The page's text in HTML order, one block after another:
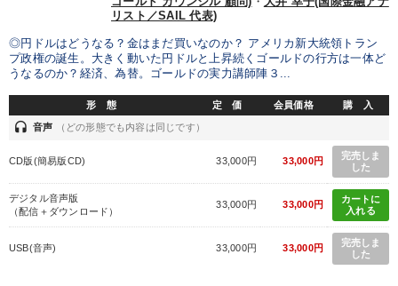
リスト／SAIL 代表)
◎円ドルはどうなる？金はまだ買いなのか？ アメリカ新大統領トラン
プ政権の誕生。大きく動いた円ドルと上昇続くゴールドの行方は一体ど
うなるのか？経済、為替。ゴールドの実力講師陣３...
形 態 定 価 会員価格 購 入
headset 音声 （どの形態でも内容は同じです）
CD版(簡易版CD) 33,000円 33,000円
完売しま
した
デジタル音声版
（配信＋ダウンロード）
33,000円 33,000円
カートに
入れる
USB(音声) 33,000円 33,000円
完売しま
した